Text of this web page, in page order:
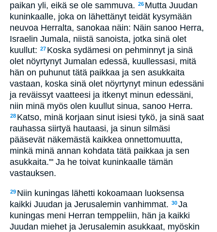
paikan yli, eikä se ole sammuva. 26 Mutta Juudan
kuninkaalle, joka on lähettänyt teidät kysymään
neuvoa Herralta, sanokaa näin: Näin sanoo Herra,
Israelin Jumala, niistä sanoista, jotka sinä olet
kuullut: 27 Koska sydämesi on pehminnyt ja sinä
olet nöyrtynyt Jumalan edessä, kuullessasi, mitä
hän on puhunut tätä paikkaa ja sen asukkaita
vastaan, koska sinä olet nöyrtynyt minun edessäni
ja reväissyt vaatteesi ja itkenyt minun edessäni,
niin minä myös olen kuullut sinua, sanoo Herra.
28 Katso, minä korjaan sinut isiesi tykö, ja sinä saat
rauhassa siirtyä hautaasi, ja sinun silmäsi
pääsevät näkemästä kaikkea onnettomuutta,
minkä minä annan kohdata tätä paikkaa ja sen
asukkaita.'" Ja he toivat kuninkaalle tämän
vastauksen.
29 Niin kuningas lähetti kokoamaan luoksensa
kaikki Juudan ja Jerusalemin vanhimmat. 30Ja
kuningas meni Herran temppeliin, hän ja kaikki
Juudan miehet ja Jerusalemin asukkaat, myöskin